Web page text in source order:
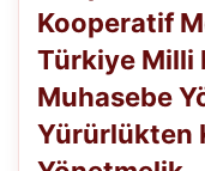
Kooperatif
Türkiye Milli
Muhasebe
Yürürlükten